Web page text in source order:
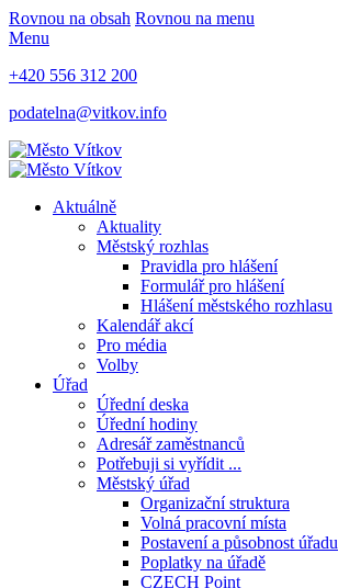
Rovnou na obsah Rovnou na menu
Menu
+420 556 312 200
podatelna@vitkov.info
Aktuálně
Aktuality
Městský rozhlas
Pravidla pro hlášení
Formulář pro hlášení
Hlášení městského rozhlasu
Kalendář akcí
Pro média
Volby
Úřad
Úřední deska
Úřední hodiny
Adresář zaměstnanců
Potřebuji si vyřídit ...
Městský úřad
Organizační struktura
Volná pracovní místa
Postavení a působnost úřadu
Poplatky na úřadě
CZECH Point